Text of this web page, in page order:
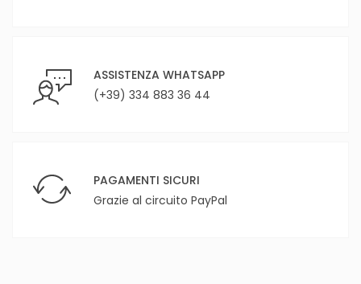
ASSISTENZA WHATSAPP
(+39) 334 883 36 44
PAGAMENTI SICURI
Grazie al circuito PayPal